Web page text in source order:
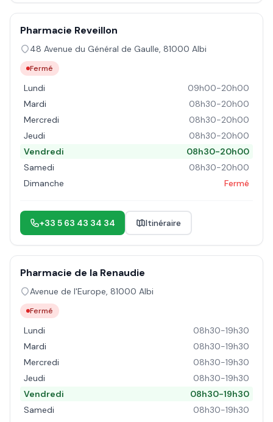
Pharmacie Reveillon
48 Avenue du Général de Gaulle, 81000 Albi
Fermé
Lundi
09h00-20h00
Mardi
08h30-20h00
Mercredi
08h30-20h00
Jeudi
08h30-20h00
Vendredi
08h30-20h00
Samedi
08h30-20h00
Dimanche
Fermé
+33 5 63 43 34 34 Itinéraire
Pharmacie de la Renaudie
Avenue de l'Europe, 81000 Albi
Fermé
Lundi
08h30-19h30
Mardi
08h30-19h30
Mercredi
08h30-19h30
Jeudi
08h30-19h30
Vendredi
08h30-19h30
Samedi
08h30-19h30